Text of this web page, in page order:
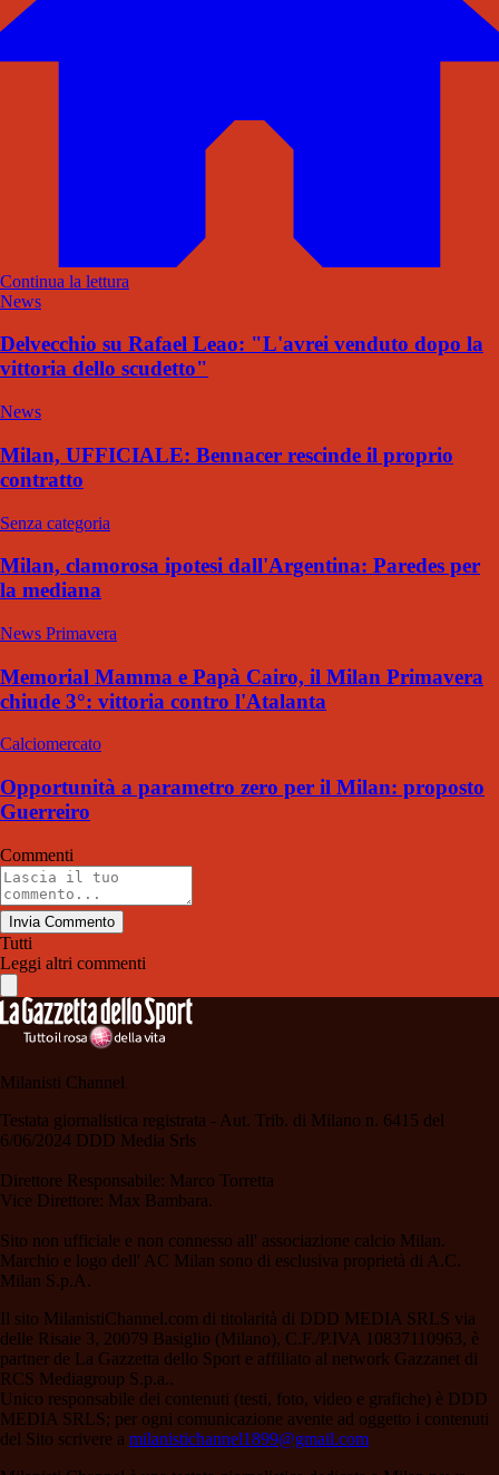
Continua la lettura
News
Delvecchio su Rafael Leao: "L'avrei venduto dopo la
vittoria dello scudetto"
News
Milan, UFFICIALE: Bennacer rescinde il proprio
contratto
Senza categoria
Milan, clamorosa ipotesi dall'Argentina: Paredes per
la mediana
News Primavera
Memorial Mamma e Papà Cairo, il Milan Primavera
chiude 3°: vittoria contro l'Atalanta
Calciomercato
Opportunità a parametro zero per il Milan: proposto
Guerreiro
Commenti
Invia Commento
Tutti
Leggi altri commenti
Milanisti Channel
Testata giornalistica registrata - Aut. Trib. di Milano n. 6415 del
6/06/2024 DDD Media Srls
Direttore Responsabile: Marco Torretta
Vice Direttore: Max Bambara.
Sito non ufficiale e non connesso all' associazione calcio Milan.
Marchio e logo dell' AC Milan sono di esclusiva proprietà di A.C.
Milan S.p.A.
Il sito MilanistiChannel.com di titolarità di DDD MEDIA SRLS via
delle Risaie 3, 20079 Basiglio (Milano), C.F./P.IVA 10837110963, è
partner de La Gazzetta dello Sport e affiliato al network Gazzanet di
RCS Mediagroup S.p.a..
Unico responsabile dei contenuti (testi, foto, video e grafiche) è DDD
MEDIA SRLS; per ogni comunicazione avente ad oggetto i contenuti
del Sito scrivere a milanistichannel1899@gmail.com